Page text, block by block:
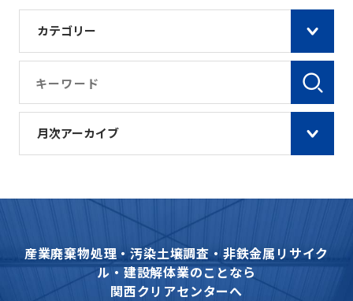
カテゴリー
月次アーカイブ
産業廃棄物処理・汚染土壌調査・非鉄金属リサイク
ル・建設解体業のことなら
関西クリアセンターへ